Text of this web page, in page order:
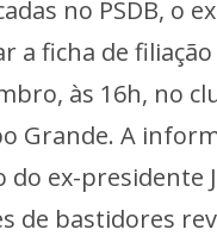
no PSDB, o
a ficha de
às 16h, no
Grande. A
ex-presidente
de bastidores